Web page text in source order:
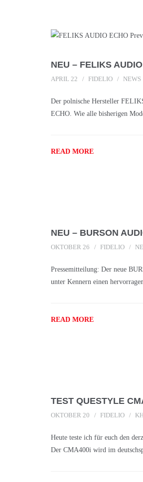
NEU – FELIKS
APRIL 22 FIDELIO NEWS
Der polnische Hersteller
ECHO. Wie alle bisherigen
READ MORE
NEU – BURSON
OKTOBER 26 FIDELIO
Pressemitteilung: Der neue
unter Kennern einen
READ MORE
TEST QUESTYLE
OKTOBER 20 FIDELIO
Heute teste ich für euch den
Der CMA400i wird im